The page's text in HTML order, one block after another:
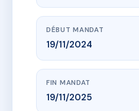
DÉBUT MANDAT
19/11/2024
FIN MANDAT
19/11/2025